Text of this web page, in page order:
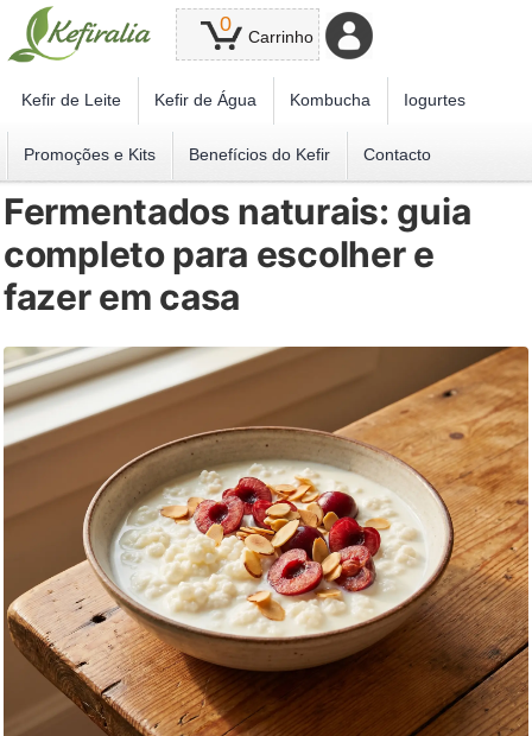
0
Carrinho
Kefir de Leite Kefir de Água Kombucha Iogurtes
Promoções e Kits Benefícios do Kefir Contacto
Fermentados naturais: guia
completo para escolher e
fazer em casa